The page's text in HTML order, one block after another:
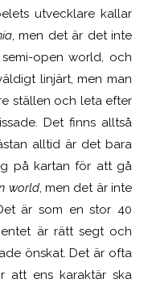
utvecklare kallar
, men det är det inte
open world, och
linjärt, men man
ställen och leta efter
Det finns alltså
alltid är det bara
på kartan för att gå
world, men det är inte
är som en stor 40
är rätt segt och
önskat. Det är ofta
att ens karaktär ska